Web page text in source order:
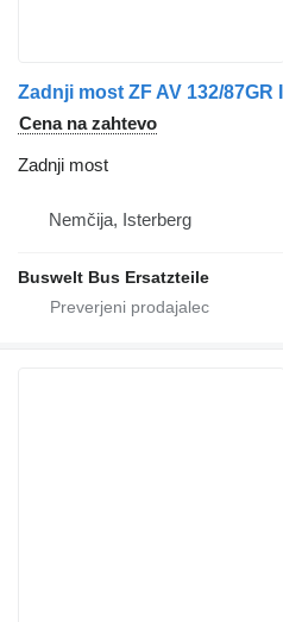
Cena na zahtevo
Zadnji most
Nemčija, Isterberg
Buswelt Bus Ersatzteile